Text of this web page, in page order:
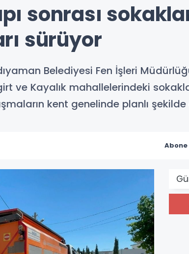
sonrası
sürüyor
Belediyesi Fen İşleri
ve Kayalık mahallelerindeki
kent genelinde planlı
Abone